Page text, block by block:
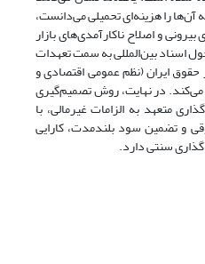
آنها را هزینهای تحمیلی میدانست،
بیرونی و اصلاح ناکارآمدیهای بازار
اسناد بینالمللی به سمت تعهدات
حقوق ایران (نظم عمومی اقتصادی و
کند. در نهایت، روش تصمیمگیری
گذاری متعهد به الزامات غیرمالی، با
و تضمین سود بلندمدت، کارایی
گذاری سنتی دارد.